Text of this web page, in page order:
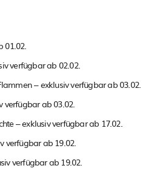
01.02.
verfügbar ab 02.02.
– exklusiv verfügbar ab 03.02.
verfügbar ab 03.02.
– exklusiv verfügbar ab 17.02.
verfügbar ab 19.02.
verfügbar ab 19.02.